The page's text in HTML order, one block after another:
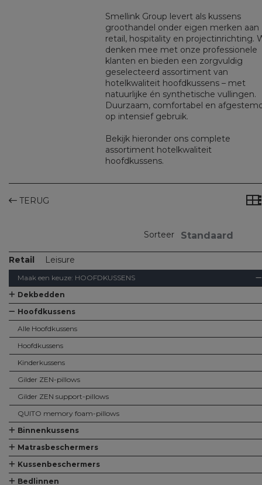
Smellink Group levert als kussens
groothandel onder eigen merken aan
retail, hospitality en projectinrichting.
denken mee met onze professionele
klanten en bieden een zorgvuldig
geselecteerd assortiment van
hotelkwaliteit hoofdkussens – met
natuurlijke én synthetische vullingen.
Duurzaam, comfortabel en
op intensief gebruik.
Bekijk hieronder ons complete
assortiment hotelkwaliteit
hoofdkussens.
Retail Leisure
Maak een keuze: HOOFDKUSSENS
Dekbedden
Alle Dekbedden
Dekbedden
Kinderdekbedjes
Hoofdkussens
Alle Hoofdkussens
Hoofdkussens
Kinderkussens
Gilder ZEN-pillows
Gilder ZEN support-pillows
QUITO memory foam-pillows
Binnenkussens
Alle Binnenkussens
Binnenkussens
Matrasbeschermers
Alle Matrasbeschermers
Matrasbeschermers
Matrasbeschermers - speciaal voor split
Matrasbeschermers - speciaal voor topper
Kussenbeschermers
Alle Kussenbeschermers
Kussenbeschermers
Bedlinnen
TERUG
Sorteer